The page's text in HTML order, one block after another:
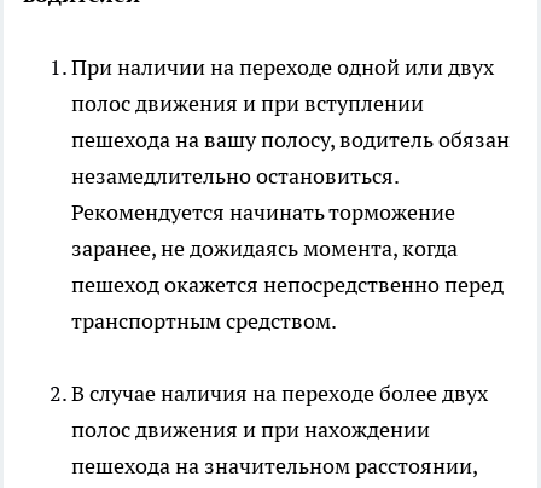
При наличии на переходе одной или двух
полос движения и при вступлении
пешехода на вашу полосу, водитель обязан
незамедлительно остановиться.
Рекомендуется начинать торможение
заранее, не дожидаясь момента, когда
пешеход окажется непосредственно перед
транспортным средством.
В случае наличия на переходе более двух
полос движения и при нахождении
пешехода на значительном расстоянии,